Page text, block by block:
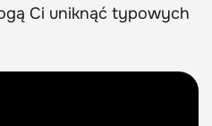
Ci uniknąć typowych